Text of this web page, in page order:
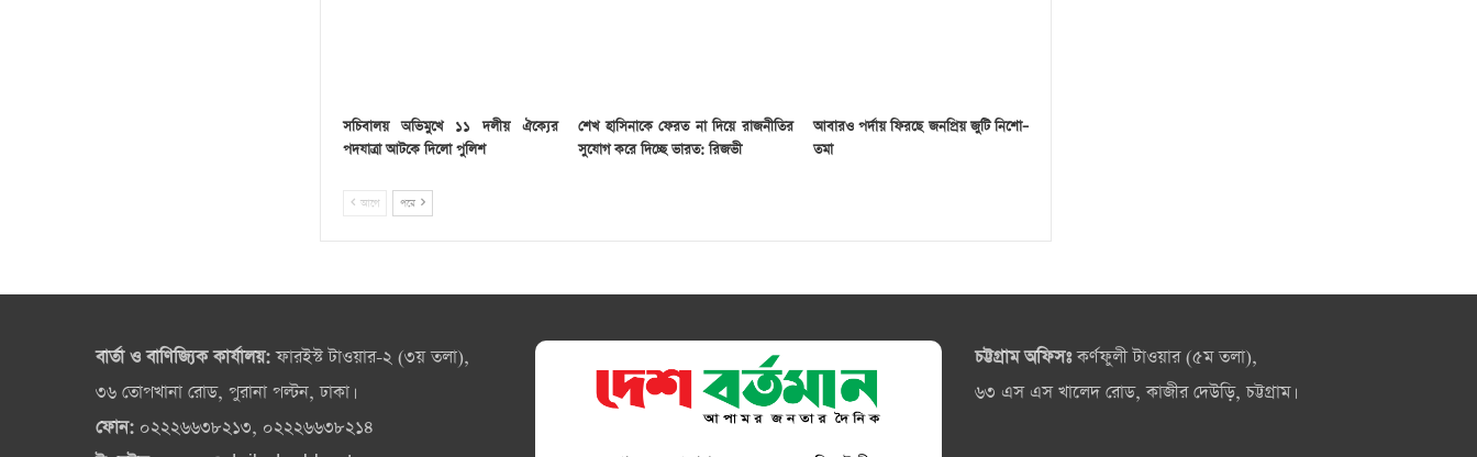
সচিবালয় অভিমুখে ১১ দলীয় ঐক্যের
পদযাত্রা আটকে দিলো পুলিশ
শেখ হাসিনাকে ফেরত না দিয়ে রাজনীতির
সুযোগ করে দিচ্ছে ভারত: রিজভী
আবারও পর্দায় ফিরছে জনপ্রিয় জুটি নিশো–
তমা
আগে পরে
বার্তা ও বাণিজ্যিক কার্যালয়:ফারইস্ট টাওয়ার-২ (৩য় তলা),
৩৬ তোপখানা রোড, পুরানা পল্টন, ঢাকা।
ফোন: ০২২২৬৬৩৮২১৩, ০২২২৬৬৩৮২১৪
চট্টগ্রাম অফিসঃকর্ণফুলী টাওয়ার (৫ম তলা),
৬৩ এস এস খালেদ রোড, কাজীর দেউড়ি, চট্টগ্রাম।